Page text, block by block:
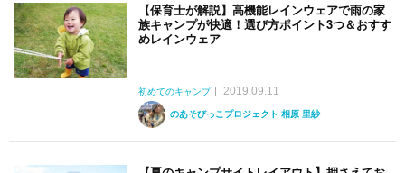
【保育士が解説】高機能レインウェアで雨の家
族キャンプが快適！選び方ポイント3つ＆おすす
めレインウェア
初めてのキャンプ
2019.09.11
のあそびっこプロジェクト 相原 里紗